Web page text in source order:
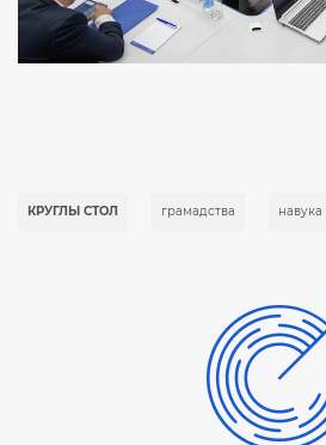
КРУГЛЫ СТОЛ грамадства навука